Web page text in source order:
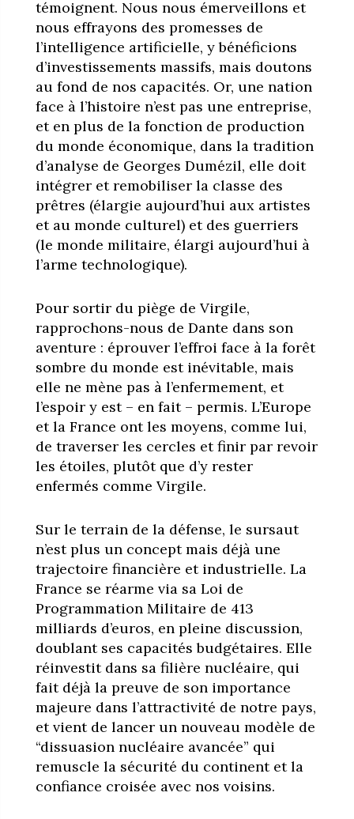
témoignent. Nous nous émerveillons et
nous effrayons des promesses de
l’intelligence artificielle, y bénéficions
d’investissements massifs, mais doutons
au fond de nos capacités. Or, une nation
face à l’histoire n’est pas une entreprise,
et en plus de la fonction de production
du monde économique, dans la tradition
d’analyse de Georges Dumézil, elle doit
intégrer et remobiliser la classe des
prêtres (élargie aujourd’hui aux artistes
et au monde culturel) et des guerriers
(le monde militaire, élargi aujourd’hui à
l’arme technologique).
Pour sortir du piège de Virgile,
rapprochons-nous de Dante dans son
aventure : éprouver l’effroi face à la forêt
sombre du monde est inévitable, mais
elle ne mène pas à l’enfermement, et
l’espoir y est – en fait – permis. L’Europe
et la France ont les moyens, comme lui,
de traverser les cercles et finir par revoir
les étoiles, plutôt que d’y rester
enfermés comme Virgile.
Sur le terrain de la défense, le sursaut
n’est plus un concept mais déjà une
trajectoire financière et industrielle. La
France se réarme via sa Loi de
Programmation Militaire de 413
milliards d’euros, en pleine discussion,
doublant ses capacités budgétaires. Elle
réinvestit dans sa filière nucléaire, qui
fait déjà la preuve de son importance
majeure dans l’attractivité de notre pays,
et vient de lancer un nouveau modèle de
“dissuasion nucléaire avancée” qui
remuscle la sécurité du continent et la
confiance croisée avec nos voisins.